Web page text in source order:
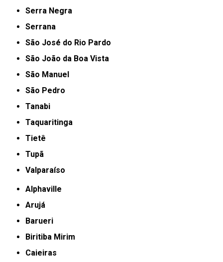
Serra Negra
Serrana
São José do Rio Pardo
São João da Boa Vista
São Manuel
São Pedro
Tanabi
Taquaritinga
Tietê
Tupã
Valparaíso
Alphaville
Arujá
Barueri
Biritiba Mirim
Caieiras